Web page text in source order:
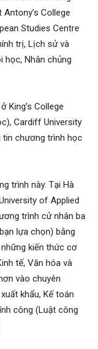
College
Studies Centre
trị, Lịch sử và
học, Nhân chủng
King’s College
Cardiff University
tin chương trình học
trình này. Tại Hà
of Applied
trình cử nhân ba
lựa chọn) bằng
kiến thức cơ
tế, Văn hóa và
vào chuyên
khẩu, Kế toán
công (Luật công